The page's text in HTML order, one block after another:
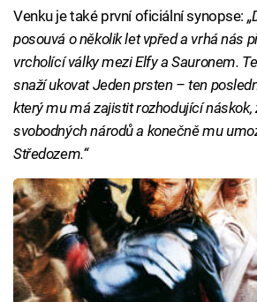
Venku je také první oficiální synopse:
posouvá o několik let vpřed a vrhá nás
vrcholící války mezi Elfy a Sauronem.
snaží ukovat Jeden prsten – ten
který mu má zajistit rozhodující
svobodných národů a konečně mu
Středozem.“